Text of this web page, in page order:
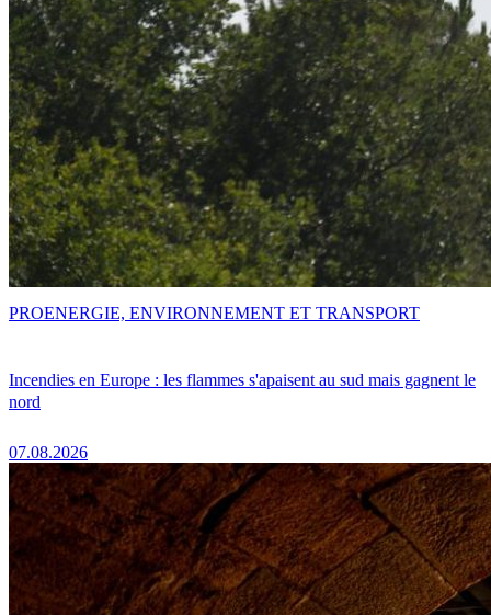
Incendies en Europe : les flammes s'apaisent au sud mais gagnent le
nord
07.08.2026
PROENERGIE, ENVIRONNEMENT ET TRANSPORT